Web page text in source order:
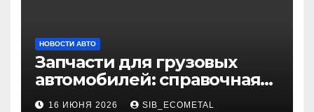
НОВОСТИ АВТО
Запчасти для грузовых
автомобилей: справочная
база по корейским и
16 ИЮНЯ 2026 SIB_ECOMETAL